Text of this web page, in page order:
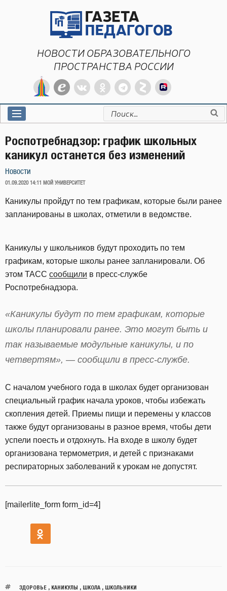
НОВОСТИ ОБРАЗОВАТЕЛЬНОГО
ПРОСТРАНСТВА РОССИИ
Искать:
Роспотребнадзор: график школьных
каникул останется без изменений
Новости
ОПУБЛИКОВАНО
01.09.2020 14:11 МОЙ УНИВЕРСИТЕТ
Каникулы пройдут по тем графикам, которые были ранее
запланированы в школах, отметили в ведомстве.
Каникулы у школьников будут проходить по тем
графикам, которые школы ранее запланировали. Об
этом ТАСС сообщили в пресс-службе
Роспотребнадзора.
«Каникулы будут по тем графикам, которые
школы планировали ранее. Это могут быть и
так называемые модульные каникулы, и по
четвертям», — сообщили в пресс-службе.
С началом учебного года в школах будет организован
специальный график начала уроков, чтобы избежать
скопления детей. Приемы пищи и перемены у классов
также будут организованы в разное время, чтобы дети
успели поесть и отдохнуть. На входе в школу будет
организована термометрия, и детей с признаками
респираторных заболеваний к урокам не допустят.
[mailerlite_form form_id=4]
ЗДОРОВЬЕ, КАНИКУЛЫ , ШКОЛА, ШКОЛЬНИКИ